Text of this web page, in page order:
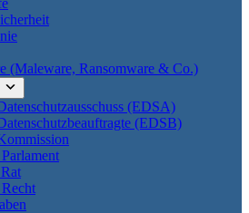
(Maleware, Ransomware & Co.)
(EDSA)
(EDSB)